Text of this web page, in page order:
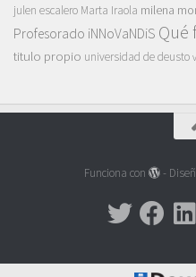
julen escalero Marta Iraola milena
Profesorado iNNoVaNDiS Qué
titulo propio universidad de deusto
Funciona con -